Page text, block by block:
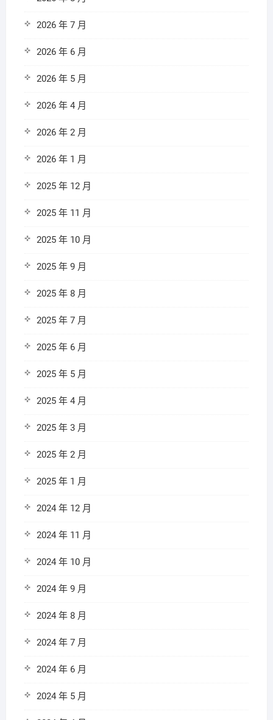
2026 年 7 月
2026 年 6 月
2026 年 5 月
2026 年 4 月
2026 年 2 月
2026 年 1 月
2025 年 12 月
2025 年 11 月
2025 年 10 月
2025 年 9 月
2025 年 8 月
2025 年 7 月
2025 年 6 月
2025 年 5 月
2025 年 4 月
2025 年 3 月
2025 年 2 月
2025 年 1 月
2024 年 12 月
2024 年 11 月
2024 年 10 月
2024 年 9 月
2024 年 8 月
2024 年 7 月
2024 年 6 月
2024 年 5 月